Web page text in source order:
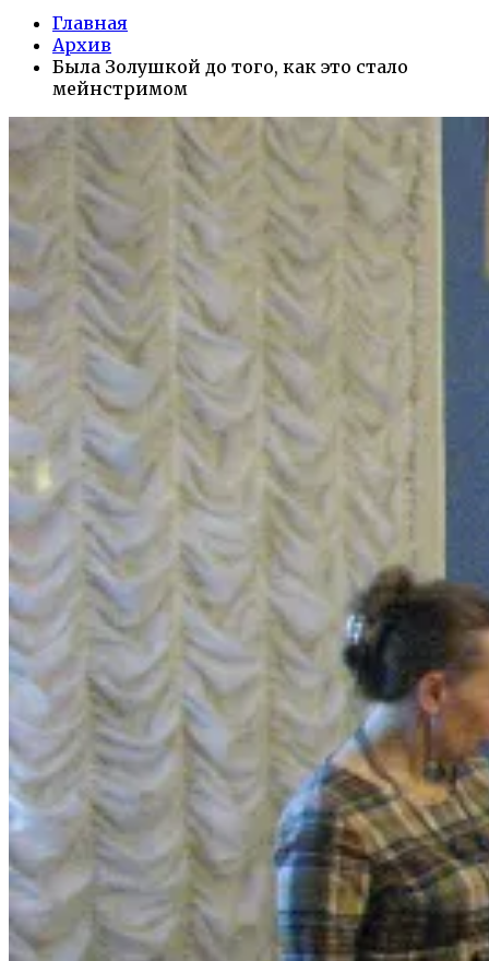
Главная
Архив
Была Золушкой до того, как это стало
мейнстримом